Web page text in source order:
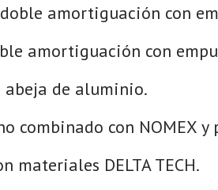
amortiguación con
amortiguación con
abeja de aluminio.
combinado con NOMEX
materiales DELTA TECH.